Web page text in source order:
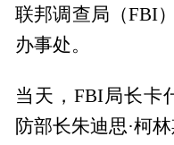
联邦调查局（FBI
办事处。
当天，FBI局长卡
防部长朱迪思·柯